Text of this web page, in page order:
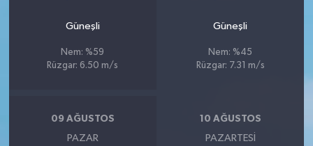
Güneşli
Nem: %59
Rüzgar: 6.50 m/s
Güneşli
Nem: %45
Rüzgar: 7.31 m/s
09 AĞUSTOS
PAZAR
10 AĞUSTOS
PAZARTESI